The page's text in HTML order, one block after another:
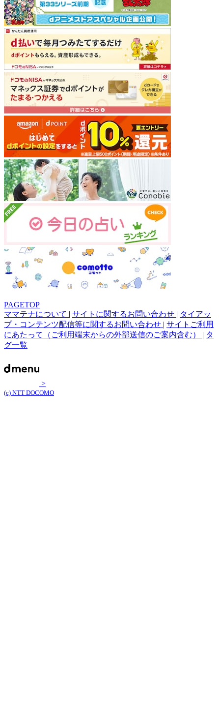
PAGETOP
ママテナについて | サイトに関するお問い合わせ | タイアッ
プ・コンテンツ配信等に関するお問い合わせ | サイトご利用
にあたって（ご利用端末からの外部送信のご案内含む） | タ
グ一覧
>
(c) NTT DOCOMO